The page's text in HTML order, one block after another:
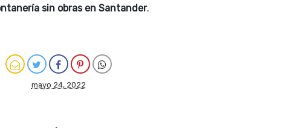
sin obras en Santander.
mayo 24, 2022